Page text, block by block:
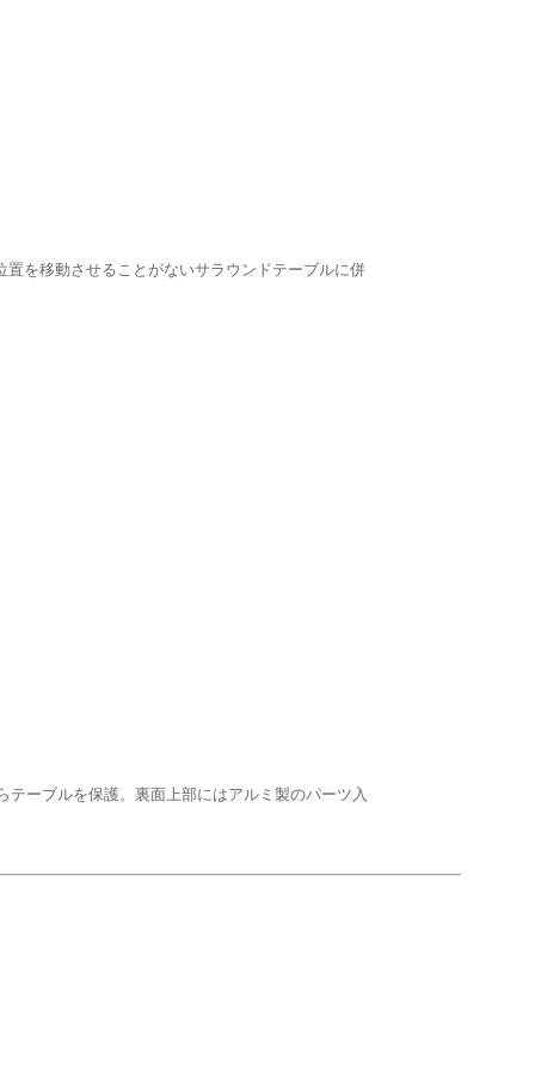
を移動させることがないサラウンドテーブルに併
ーブルを保護。裏面上部にはアルミ製のパーツ入